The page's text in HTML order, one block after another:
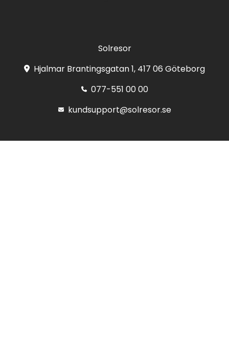
Solresor
Hjalmar Brantingsgatan 1, 417 06 Göteborg
077-551 00 00
kundsupport@solresor.se